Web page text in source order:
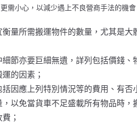
需小心，以減少遇上不良營商手法的機會
量所需搬運物件的數量，尤其是
節亦要巨細無遺，詳列包括價錢
的因素；
因應上列特別情況等的費用、有
以免當貨車不足盛載所有物品時
；